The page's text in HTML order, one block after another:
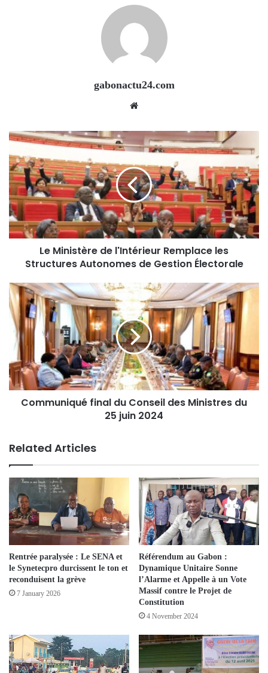
gabonactu24.com
Le Ministère de l'Intérieur Remplace les
Structures Autonomes de Gestion Électorale
Communiqué final du Conseil des Ministres du
25 juin 2024
Related Articles
Rentrée paralysée : Le SENA et
le Synetecpro durcissent le ton et
reconduisent la grève
7 January 2026
Référendum au Gabon :
Dynamique Unitaire Sonne
l’Alarme et Appelle à un Vote
Massif contre le Projet de
Constitution
4 November 2024